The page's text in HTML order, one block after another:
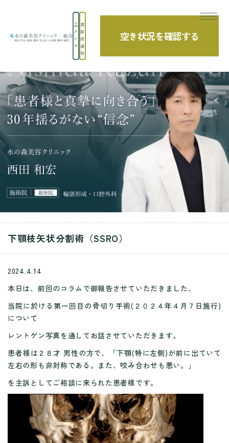
メ
ン
ズ
美
容
皮
膚
科
空き状況を確認する
TOP 西田医師の診療日記 下顎枝矢状分割術（SSRO）
下顎枝矢状分割術（SSRO）
2024.4.14
本日は、前回のコラムで御報告させていただきました、
当院に於ける第一回目の骨切り手術(２０２４年４月７日施行)
について
レントゲン写真を通してお話させていただきます。
患者様は２８才 男性の方で、「下顎(特に左側)が前に出ていて
左右の形も非対称である。また、咬み合わせも悪い。」
を主訴としてご相談に来られた患者様です。